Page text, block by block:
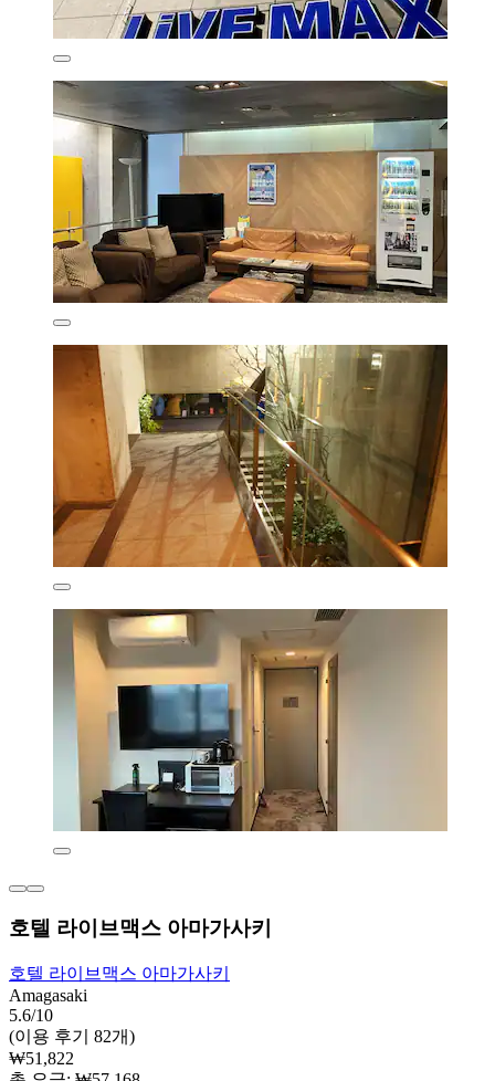
호텔 라이브맥스 아마가사키
호텔 라이브맥스 아마가사키
Amagasaki
5.6/10
(이용 후기 82개)
₩51,822